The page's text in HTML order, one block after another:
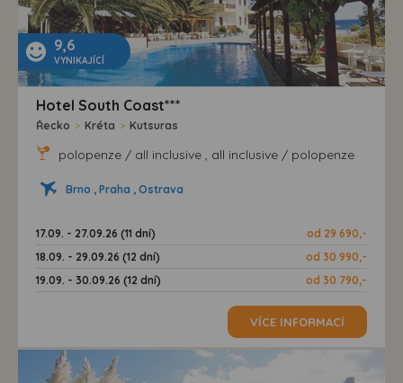
9,6
VYNIKAJÍCÍ
Hotel South Coast***
Řecko > Kréta > Kutsuras
polopenze / all inclusive , all inclusive / polopenze
Brno , Praha , Ostrava
17.09. - 27.09.26 (11 dní)
od 29 690,-
18.09. - 29.09.26 (12 dní)
od 30 990,-
19.09. - 30.09.26 (12 dní)
od 30 790,-
VÍCE INFORMACÍ